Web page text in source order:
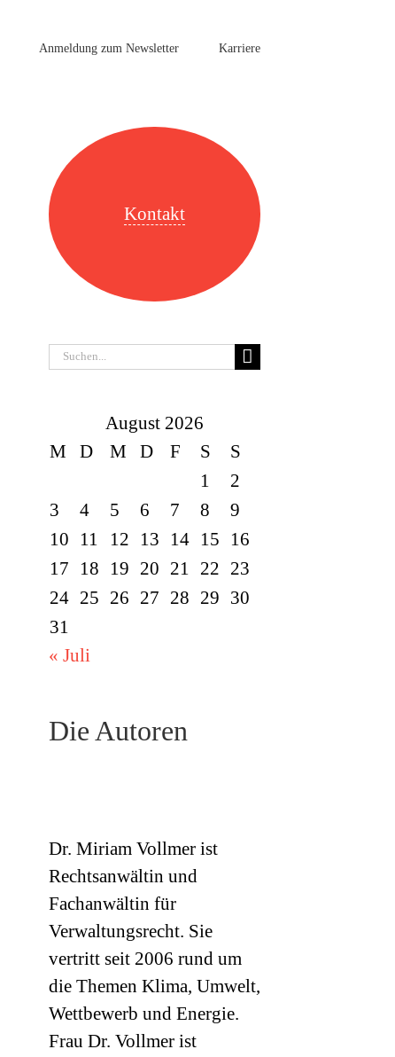
Anmeldung zum Newsletter Karriere
Kontakt
Suche
August 2026
M
D M D F S
S
1
2
3
4 5 6 7 8
9
10
11 12 13 14 15
16
17
18 19 20 21 22 23
24 25 26 27 28 29 30
31
« Juli
Die Autoren
Dr. Miriam Vollmer ist
Rechtsanwältin und
Fachanwältin für
Verwaltungsrecht. Sie
vertritt seit 2006 rund um
die Themen Klima, Umwelt,
Wettbewerb und Energie.
Frau Dr. Vollmer ist